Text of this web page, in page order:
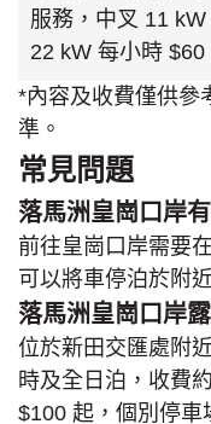
服務，中叉 11
22 kW 每小時 $60
*內容及收費僅供參
準。
常見問題
落馬洲皇崗口岸
前往皇崗口岸需要在
可以將車停泊於附
落馬洲皇崗口岸
位於新田交匯處附
時及全日泊，收費
$100 起，個別停車